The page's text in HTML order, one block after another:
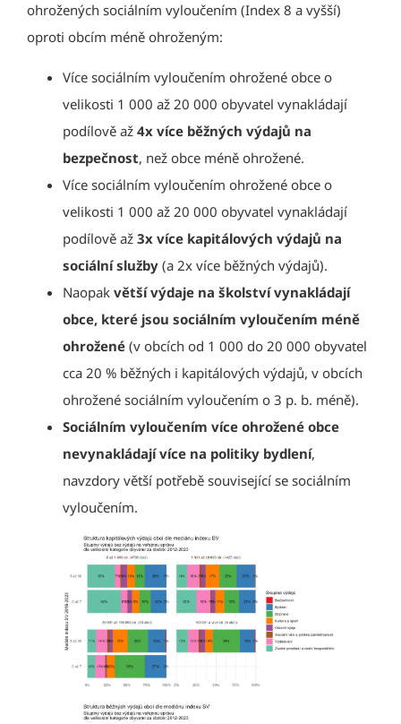
ohrožených sociálním vyloučením (Index 8 a vyšší)
oproti obcím méně ohroženým:
Více sociálním vyloučením ohrožené obce o
velikosti 1 000 až 20 000 obyvatel vynakládají
podílově až 4x více běžných výdajů na
bezpečnost, než obce méně ohrožené.
Více sociálním vyloučením ohrožené obce o
velikosti 1 000 až 20 000 obyvatel vynakládají
podílově až 3x více kapitálových výdajů na
sociální služby (a 2x více běžných výdajů).
Naopak větší výdaje na školství vynakládají
obce, které jsou sociálním vyloučením méně
ohrožené (v obcích od 1 000 do 20 000 obyvatel
cca 20 % běžných i kapitálových výdajů, v obcích
ohrožené sociálním vyloučením o 3 p. b. méně).
Sociálním vyloučením více ohrožené obce
nevynakládají více na politiky bydlení,
navzdory větší potřebě související se sociálním
vyloučením.